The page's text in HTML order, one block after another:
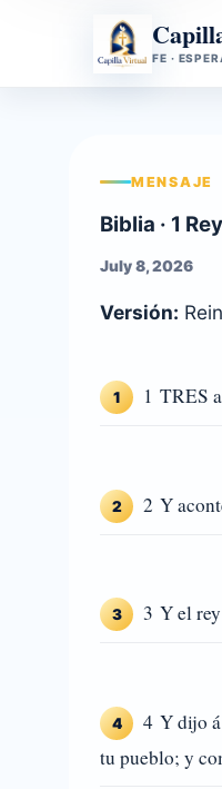
FE ·
MENSAJE
Biblia · 1
July 8, 2026
Versión:
1 1 TRES
2 2 Y
3 3 Y el
4
4 Y dijo
tu pueblo; y